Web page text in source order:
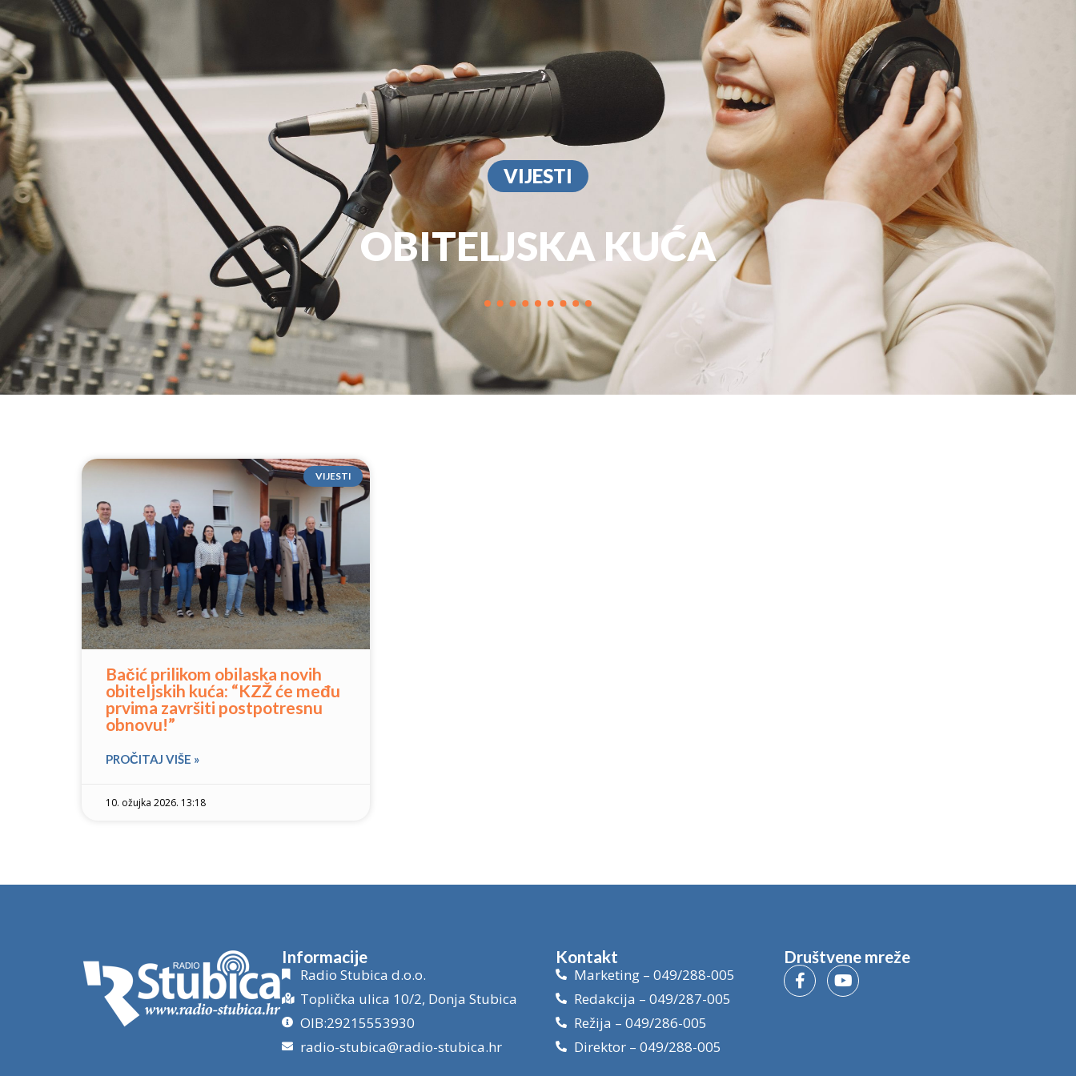
PROGRAM MARKETING KONTAKT DOKUMENTI
VIJESTI
OBITELJSKA KUĆA
VIJESTI
Bačić prilikom obilaska novih
obiteljskih kuća: “KZŽ će među
prvima završiti postpotresnu
obnovu!”
PROČITAJ VIŠE »
10. ožujka 2026. 13:18
Informacije
Radio Stubica d.o.o.
Toplička ulica 10/2, Donja Stubica
OIB:29215553930
radio-stubica@radio-stubica.hr
Kontakt
Marketing – 049/288-005
Redakcija – 049/287-005
Režija – 049/286-005
Direktor – 049/288-005
Društvene mreže